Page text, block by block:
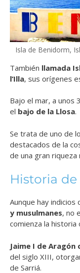
Isla de Benidorm,
También llamada
l’Illa, sus orígenes
Bajo el mar, a unos
el bajo de la Llosa.
Se trata de uno de
destacados de la
de una gran riqueza
Historia
Aunque hay indicios
y musulmanes, no
comienza la historia
Jaime I de
del siglo XIII,
de Sarriá.